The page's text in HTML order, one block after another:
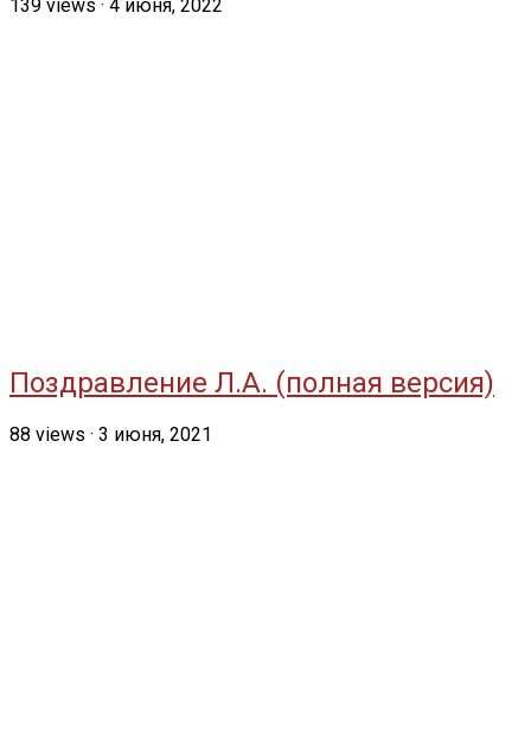
139 views · 4 июня, 2022
Поздравление Л.А. (полная версия)
88 views · 3 июня, 2021